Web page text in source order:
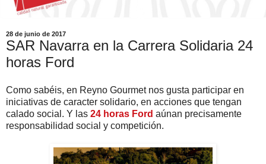
28 de junio de 2017
SAR Navarra en la Carrera Solidaria 24
horas Ford
Como sabéis, en Reyno Gourmet nos gusta participar en
iniciativas de caracter solidario, en acciones que tengan
calado social. Y las 24 horas Ford aúnan precisamente
responsabilidad social y competición.